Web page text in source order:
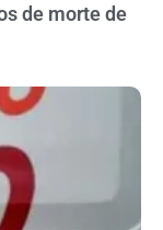
de morte de